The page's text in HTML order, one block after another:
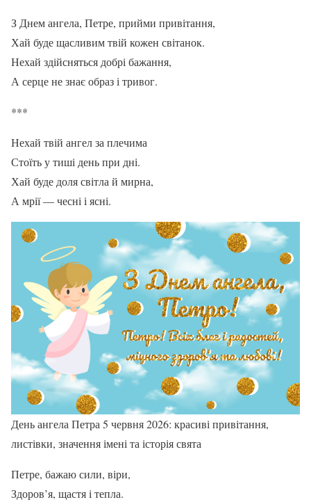
З Днем ангела, Петре, прийми привітання,
Хай буде щасливим твій кожен світанок.
Нехай здійсняться добрі бажання,
А серце не знає образ і тривог.
***
Нехай твій ангел за плечима
Стоїть у тиші день при дні.
Хай буде доля світла й мирна,
А мрії — чесні і ясні.
День ангела Петра 5 червня 2026: красиві привітання,
листівки, значення імені та історія свята
Петре, бажаю сили, віри,
Здоров’я, щастя і тепла.